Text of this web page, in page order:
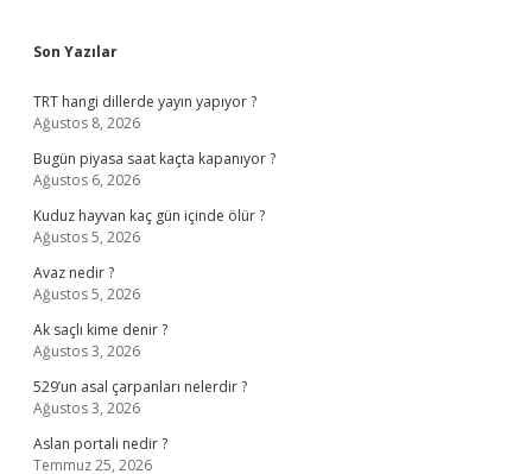
Sidebar
Son Yazılar
TRT hangi dillerde yayın yapıyor ?
Ağustos 8, 2026
Bugün piyasa saat kaçta kapanıyor ?
Ağustos 6, 2026
Kuduz hayvan kaç gün içinde ölür ?
Ağustos 5, 2026
Avaz nedir ?
Ağustos 5, 2026
Ak saçlı kime denir ?
Ağustos 3, 2026
529’un asal çarpanları nelerdir ?
Ağustos 3, 2026
Aslan portali nedir ?
Temmuz 25, 2026